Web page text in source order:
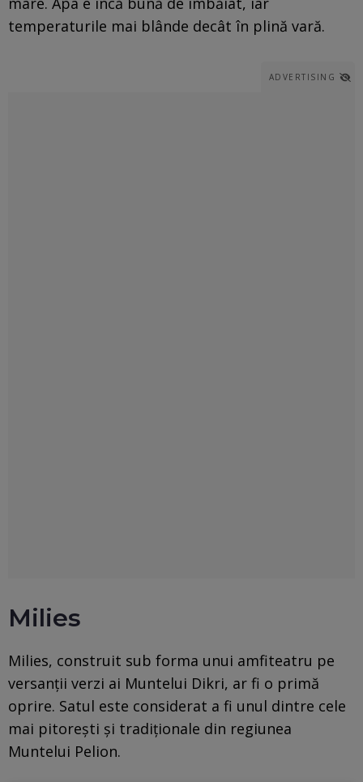
temperaturile mai blânde decât în plină vară.
ADVERTISING
Milies
Milies, construit sub forma unui amfiteatru pe
versanții verzi ai Muntelui Dikri, ar fi o primă
oprire. Satul este considerat a fi unul dintre cele
mai pitorești și tradiționale din regiunea
Muntelui Pelion.